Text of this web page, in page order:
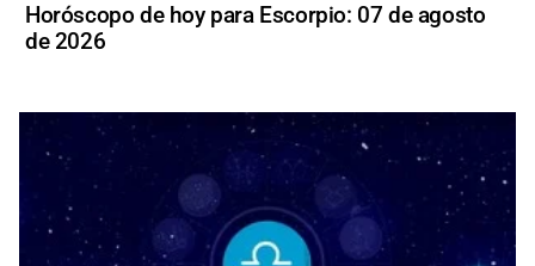
Horóscopo de hoy para Escorpio: 07 de agosto
de 2026